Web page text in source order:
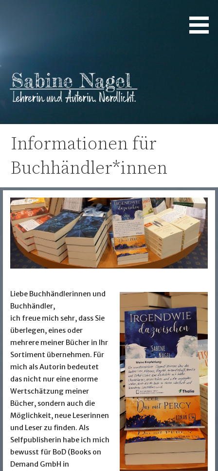
Sabine Nagel
Informationen für
Buchhändler*innen
Liebe Buchhändlerinnen und
Buchhändler,
ich freue mich sehr, dass Sie
überlegen, eines oder
mehrere meiner Bücher in Ihr
Sortiment übernehmen. Für
mich als Autorin bedeutet
das nicht nur eine enorme
Wertschätzung meiner
Bücher, sondern auch die
Möglichkeit, neue Leserinnen
und Leser zu finden. Als
Selfpublisherin habe ich mich
bewusst für BoD (Books on
Demand GmbH in